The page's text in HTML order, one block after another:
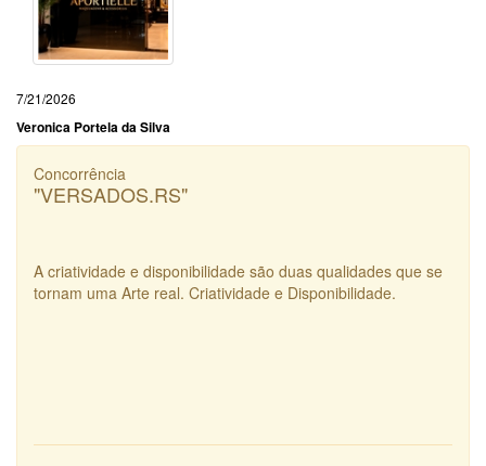
7/21/2026
Veronica Portela da Silva
Concorrência
"VERSADOS.RS"
A criatividade e disponibilidade são duas qualidades que se
tornam uma Arte real. Criatividade e Disponibilidade.